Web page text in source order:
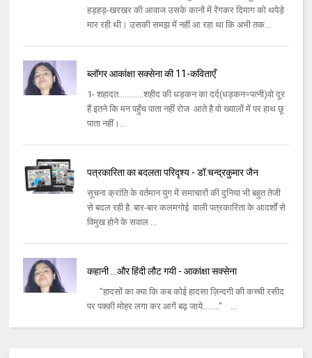
हड़हड़-खरखर की आवाज उसके कानों में रेंगकर दिमाग को थपेड़े
मार रही थी। उसकी समझ में नहीं आ रहा था कि अभी तक...
ब्लॉगर आकांक्षा सक्सेना की 11-कविताएँ
1- शहादत............शहीद की धड़कन का दर्द(धड़कन=पत्नी)वो दूर
हैं इतने कि मन पहुँच पाता नहीं रोज आते है वो ख्यालों में पर हाथ छू
पाता नहीं।...
पत्रकारिता का बदलता परिदृश्य - डॉ.चन्द्रकुमार जैन
सूचना क्रांति के वर्तमान युग में समाचारों की दुनिया भी बहुत तेजी
से बदल रही है. बार-बार कलमगोई वाली पत्रकारिता के आदर्शों से
विमुख होने के सवाल ...
कहानी …और हिंदी लौट गयी - आकांक्षा सक्सेना
"हादसों का क्या कि कब कोई हादसा ज़िन्दगी की कच्ची रसीद
पर पक्की मोहर लगा कर आगें बढ़ जाये........" ...